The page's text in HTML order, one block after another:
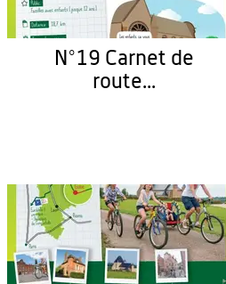
N°19 Carnet de
route...